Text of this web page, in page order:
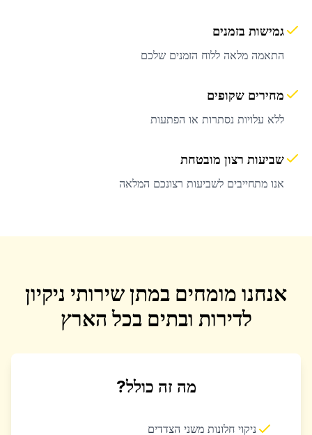
גמישות בזמנים
התאמה מלאה ללוח הזמנים שלכם
מחירים שקופים
ללא עלויות נסתרות או הפתעות
שביעות רצון מובטחת
אנו מתחייבים לשביעות רצונכם המלאה
אנחנו מומחים במתן שירותי ניקיון
לדירות ובתים בכל הארץ
מה זה כולל?
ניקוי חלונות משני הצדדים